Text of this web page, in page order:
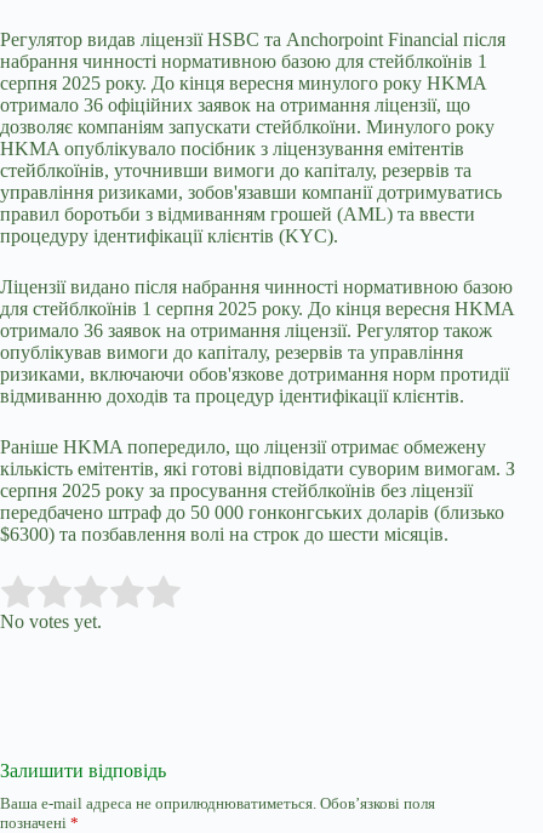
Регулятор видав ліцензії HSBC та Anchorpoint Financial після
набрання чинності нормативною базою для стейблкоїнів 1
серпня 2025 року. До кінця вересня минулого року HKMA
отримало 36 офіційних заявок на отримання ліцензії, що
дозволяє компаніям запускати стейблкоїни. Минулого року
HKMA опублікувало посібник з ліцензування емітентів
стейблкоїнів, уточнивши вимоги до капіталу, резервів та
управління ризиками, зобов'язавши компанії дотримуватись
правил боротьби з відмиванням грошей (AML) та ввести
процедуру ідентифікації клієнтів (KYC).
Ліцензії видано після набрання чинності нормативною базою
для стейблкоїнів 1 серпня 2025 року. До кінця вересня HKMA
отримало 36 заявок на отримання ліцензії. Регулятор також
опублікував вимоги до капіталу, резервів та управління
ризиками, включаючи обов'язкове дотримання норм протидії
відмиванню доходів та процедур ідентифікації клієнтів.
Раніше HKMA попередило, що ліцензії отримає обмежену
кількість емітентів, які готові відповідати суворим вимогам. З
серпня 2025 року за просування стейблкоїнів без ліцензії
передбачено штраф до 50 000 гонконгських доларів (близько
$6300) та позбавлення волі на строк до шести місяців.
Rate this item:
No votes yet.
Залишити відповідь
Ваша e-mail адреса не оприлюднюватиметься. Обов’язкові поля
позначені *